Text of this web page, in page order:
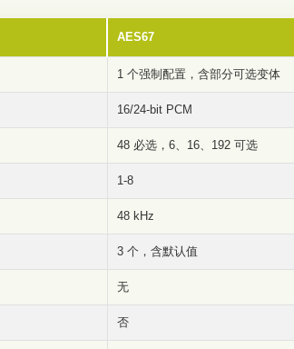
AES67
1 个强制配置，含部分可选变体
16/24-bit PCM
48 必选，6、16、192 可选
1-8
48 kHz
3 个，含默认值
无
否